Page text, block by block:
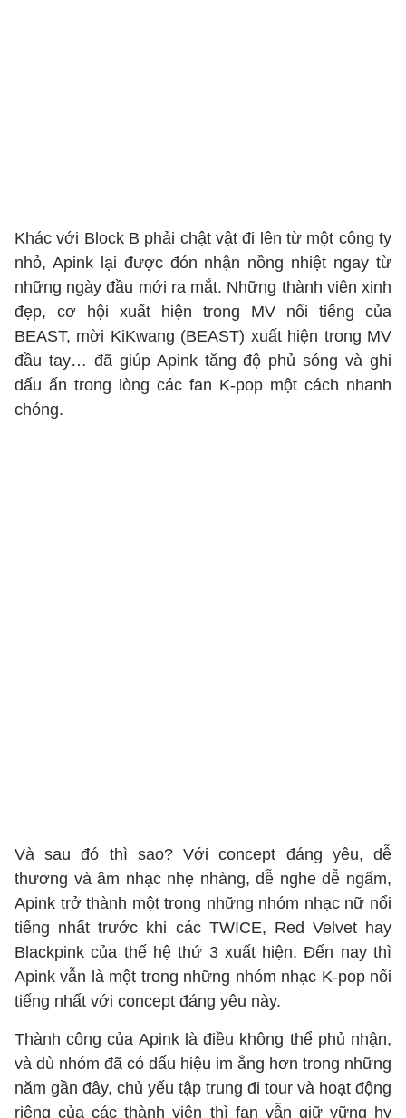
Khác với Block B phải chật vật đi lên từ một công ty
nhỏ, Apink lại được đón nhận nồng nhiệt ngay từ
những ngày đầu mới ra mắt. Những thành viên xinh
đẹp, cơ hội xuất hiện trong MV nổi tiếng của
BEAST, mời KiKwang (BEAST) xuất hiện trong MV
đầu tay… đã giúp Apink tăng độ phủ sóng và ghi
dấu ấn trong lòng các fan K-pop một cách nhanh
chóng.
Và sau đó thì sao? Với concept đáng yêu, dễ
thương và âm nhạc nhẹ nhàng, dễ nghe dễ ngấm,
Apink trở thành một trong những nhóm nhạc nữ nổi
tiếng nhất trước khi các TWICE, Red Velvet hay
Blackpink của thế hệ thứ 3 xuất hiện. Đến nay thì
Apink vẫn là một trong những nhóm nhạc K-pop nổi
tiếng nhất với concept đáng yêu này.
Thành công của Apink là điều không thể phủ nhận,
và dù nhóm đã có dấu hiệu im ắng hơn trong những
năm gần đây, chủ yếu tập trung đi tour và hoạt động
riêng của các thành viên thì fan vẫn giữ vững hy